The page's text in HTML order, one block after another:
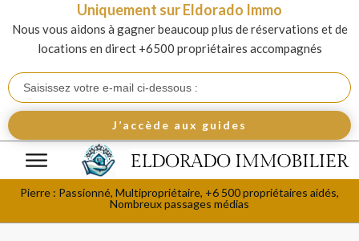
Uniquement sur Eldorado Immo
Nous vous aidons à gagner beaucoup plus de réservations et de
locations en direct +6500 propriétaires accompagnés
J’accède aux guides
Pierre : Passionné, Multipropriétaire, +6 500 propriétaires aidés,
Nombreux passages médias